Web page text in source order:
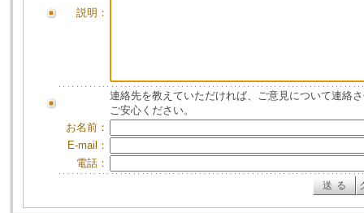
説明：
連絡先を教えていただければ、ご意見について連絡
ご安心ください。
お名前：
E-mail：
電話：